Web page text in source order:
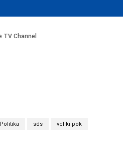
Politika sds veliki pok